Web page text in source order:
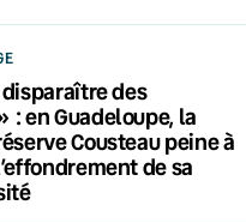
des
: en Guadeloupe, la
Cousteau peine à
de sa